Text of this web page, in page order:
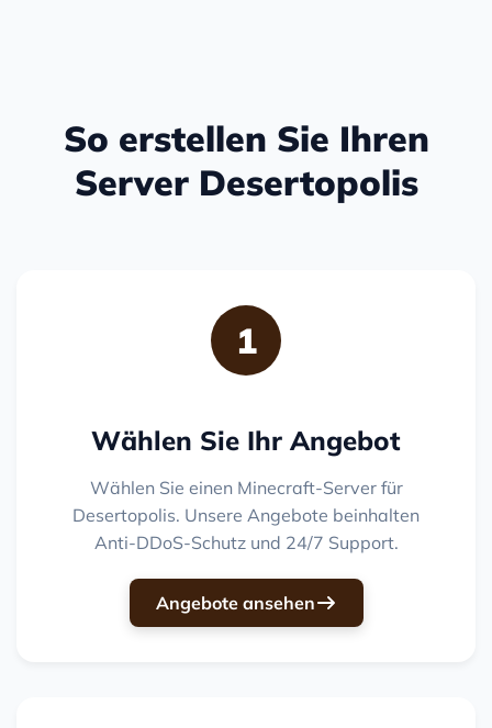
So erstellen Sie Ihren
Server Desertopolis
1
Wählen Sie Ihr Angebot
Wählen Sie einen Minecraft-Server für
Desertopolis. Unsere Angebote beinhalten
Anti-DDoS-Schutz und 24/7 Support.
Angebote ansehen